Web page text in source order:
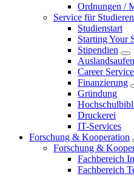
Ordnungen /
Service für
Studienstart
Starting Your
Stipendien
Career Service
Finanzierung
Gründung
Druckerei
IT-Services
Forschung & Kooperation
Forschung &
Fachbereich
Fachbereich